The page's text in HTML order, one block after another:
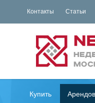
Контакты Статьи
Купить